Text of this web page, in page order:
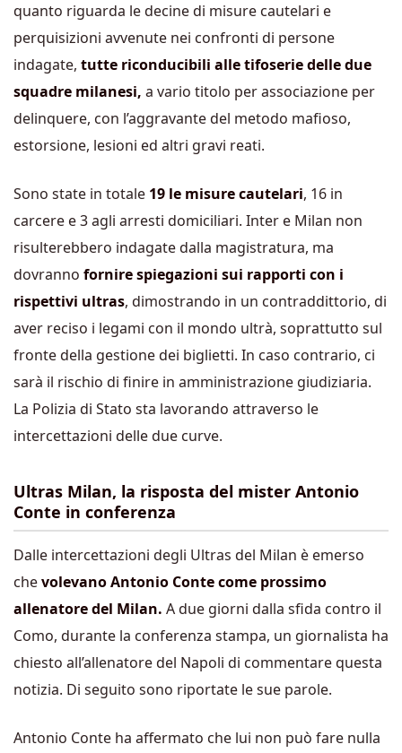
quanto riguarda le decine di misure cautelari e
perquisizioni avvenute nei confronti di persone
indagate, tutte riconducibili alle tifoserie delle due
squadre milanesi, a vario titolo per associazione per
delinquere, con l’aggravante del metodo mafioso,
estorsione, lesioni ed altri gravi reati.
Sono state in totale 19 le misure cautelari, 16 in
carcere e 3 agli arresti domiciliari. Inter e Milan non
risulterebbero indagate dalla magistratura, ma
dovranno fornire spiegazioni sui rapporti con i
rispettivi ultras, dimostrando in un contraddittorio, di
aver reciso i legami con il mondo ultrà, soprattutto sul
fronte della gestione dei biglietti. In caso contrario, ci
sarà il rischio di finire in amministrazione giudiziaria.
La Polizia di Stato sta lavorando attraverso le
intercettazioni delle due curve.
Ultras Milan, la risposta del mister Antonio
Conte in conferenza
Dalle intercettazioni degli Ultras del Milan è emerso
chevolevano Antonio Conte come prossimo
allenatore del Milan. A due giorni dalla sfida contro il
Como, durante la conferenza stampa, un giornalista ha
chiesto all’allenatore del Napoli di commentare questa
notizia. Di seguito sono riportate le sue parole.
Antonio Conte ha affermato che lui non può fare nulla